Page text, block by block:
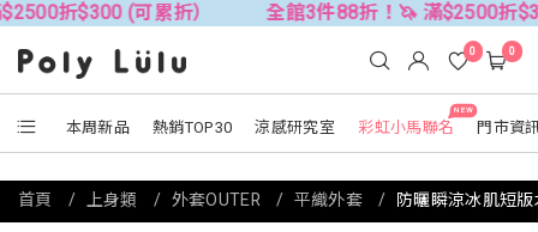
(可累折） 全館3件88折！🦄 滿$2500折$300 (可累
本周新品 熱銷TOP30 涼感研究室
NEW
彩虹小馬聯名 門市資
0 0
首頁 上身類 外套OUTER 平織外套 防曬瞬涼冰肌短